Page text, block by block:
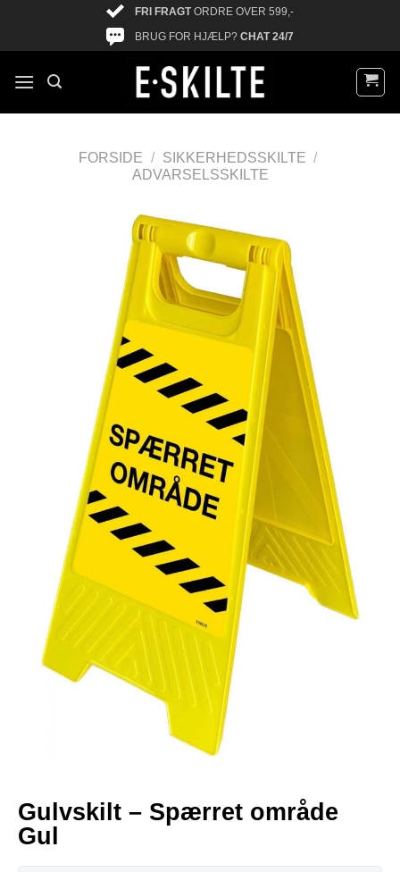
FRI FRAGTORDRE OVER 599,-
BRUG FOR HJÆLP? CHAT 24/7
FORSIDE / SIKKERHEDSSKILTE /
ADVARSELSSKILTE
Gulvskilt – Spærret område
Gul